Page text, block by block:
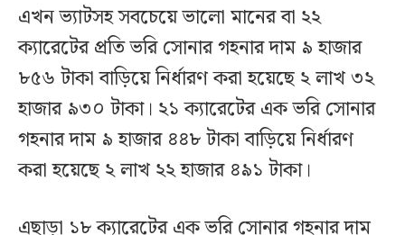
এখন ভ্যাটসহ সবচেয়ে ভালো মানের বা ২২
ক্যারেটের প্রতি ভরি সোনার গহনার দাম ৯ হাজার
৮৫৬ টাকা বাড়িয়ে নির্ধারণ করা হয়েছে ২ লাখ ৩২
হাজার ৯৩০ টাকা। ২১ ক্যারেটের এক ভরি সোনার
গহনার দাম ৯ হাজার ৪৪৮ টাকা বাড়িয়ে নির্ধারণ
করা হয়েছে ২ লাখ ২২ হাজার ৪৯১ টাকা।
এছাড়া ১৮ ক্যারেটের এক ভরি সোনার গহনার দাম